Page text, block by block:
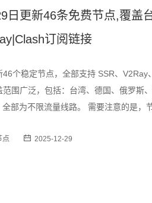
日更新46条免费节点,覆盖
订阅链接
46个稳定节点，全部支持 SSR、
范围广泛，包括：台湾、德国、俄罗斯
全部为不限流量线路。 需要注意的是，
，用户可通过以下
点 2025-12-29